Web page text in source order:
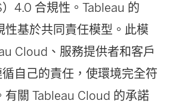
4.0 合規性。Tableau 的
性基於共同責任模型。此模
Cloud、服務提供者和客戶
自己的責任，使環境完全符
有關 Tableau Cloud 的承諾